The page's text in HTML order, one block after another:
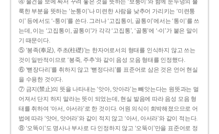
④ 물건을 보에 싸서 꾸려 놓은 것을 뜻하는 ‘보퉁이’와 함께 눈두덩의 불
룩한 부분을 뜻하는 ‘눈퉁이’나 미련한 사람을 낮추어 가리키는 ‘미련퉁
이’ 등에서도 ‘-퉁이’를 쓴다. 그러나 ‘고집통이, 골통이’에서는 ‘통이’를 쓰
는데, 이는 ‘고집통이, 골통이’가 각각 ‘고집통’, ‘골통’에 ‘-이’가 붙은 말이
기 때문이다.
⑤ ‘봉족(奉足), 주초(柱礎)’는 한자어로서의 형태를 인식하지 않고 쓰는
것이 일반적이므로 ‘봉죽, 주추’와 같이 음성 모음 형태를 인정했다.
⑥ ‘뻗장다리’를 취하지 않고 ‘뻗정다리’를 표준어로 삼은 것은 언어 현실
을 수용한 것이다.
⑦ 금지(禁止)의 뜻을 나타내는 ‘앗아, 앗아라’는 빼앗는다는 원뜻과는 멀
어져서 단지 하지 말라는 뜻이 되었는데, 현실 발음에 따라 음성 모음 형
태를 취하여 ‘아서, 아서라’로 한 것이다. 어원 의식이 희박해졌으므로 어
법에 따라 ‘앗어, 앗어라’와 같이 적지 않고 ‘아서, 아서라’와 같이 적는다.
⑧ ‘오똑이’도 명사나 부사로 다 인정하지 않고 ‘오뚝이’만을 표준어로 정